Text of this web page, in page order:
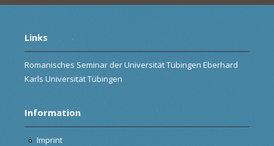
Links
Romanisches Seminar der Universität Tübingen Eberhard
Karls Universität Tübingen
Information
Imprint